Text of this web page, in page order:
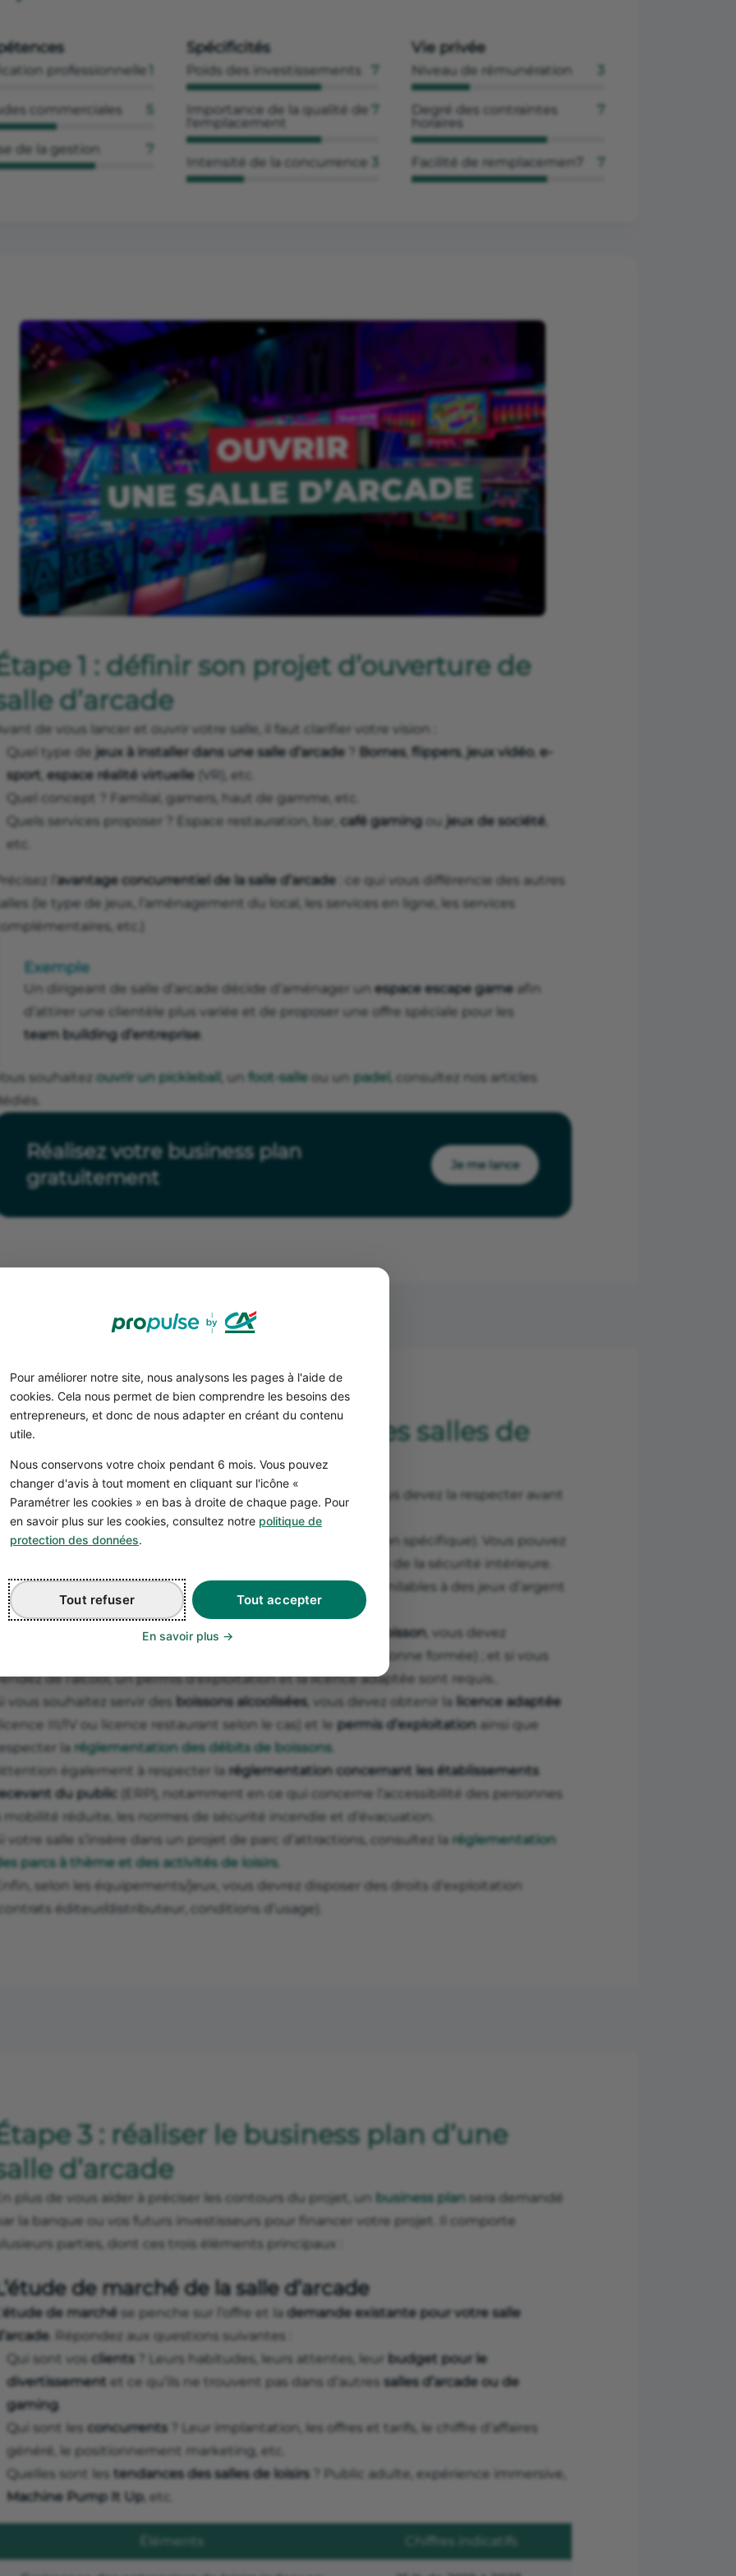
Pour améliorer notre site, nous analysons les pages à l'aide de
cookies. Cela nous permet de bien comprendre les besoins des
entrepreneurs, et donc de nous adapter en créant du contenu
utile.
Nous conservons votre choix pendant 6 mois. Vous pouvez
changer d'avis à tout moment en cliquant sur l'icône «
Paramétrer les cookies » en bas à droite de chaque page. Pour
en savoir plus sur les cookies, consultez notre politique de
protection des données.
Tout accepter
Tout refuser
En savoir plus
professionnelle
commerciales
de la gestion 7
Spécificités
Poids des investissements 7
Importance de la qualité de
l'emplacement
7
Intensité de la concurrence
Vie privée
Niveau de rémunération
Degré des contraintes
horaires
7
Facilité de remplacemen7 7
1 : définir son projet d’ouverture de
d’arcade
de vous lancer et ouvrir votre salle, il faut clarifier votre vision :
Quel type de jeux à installer dans une salle d’arcade Bornes, flippers, jeux vidéo, e-
sport espace réalité virtuelle (VR), etc.
Quel concept ? Familial, gamers, haut de gamme, etc.
Quels services proposer ? Espace restauration, bar, café gaming ou jeux de société
etc.
l’ avantage concurrentiel de la salle d’arcade
: ce qui vous différencie des autres
(le type de jeux, l’aménagement du local, les services en ligne, les services
etc.)
Exemple
Un dirigeant de salle d’arcade décide d’aménager un espace escape game afin
d’attirer une clientèle plus variée et de proposer une offre spéciale pour les
team building d’entreprise
souhaitez ouvrir un pickleball , un foot-salle ou un padel , consultez nos articles
Réalisez votre business plan
gratuitement
Je me lance
2 : La réglementation des salles de
réglementation d’une salle d’arcade
est très stricte, et vous devez la respecter avant
votre établissement, notamment :
jeux d’argent et de hasard sont interdits (sauf autorisation spécifique). Vous pouvez
les dispositions aux articles L320-1 à L324-16 du Code de la sécurité intérieure.
vous donc que les jeux proposés ne soient pas assimilables à des jeux d’argent
de hasard.
espace restauration et de la vente de boisson, vous devez
les obligations d’hygiène (dont au moins une personne formée) ; et si vous
de l’alcool, un permis d’exploitation et la licence adaptée sont requis..
vous souhaitez servir des boissons alcoolisées, vous devez obtenir la licence adaptée
III/IV ou licence restaurant selon le cas) et le permis d’exploitation ainsi que
la réglementation des débits de boissons.
également à respecter la réglementation concernant les établissements
du public
(ERP), notamment en ce qui concerne l’accessibilité des personnes
mobilité réduite, les normes de sécurité incendie et d’évacuation.
votre salle s’insère dans un projet de parc d’attractions, consultez la réglementation
parcs à thème et des activités de loisirs.
selon les équipements/jeux, vous devrez disposer des droits d’exploitation
éditeur/distributeur, conditions d’usage).
3 : réaliser le business plan d’une
d’arcade
plus de vous aider à préciser les contours du projet, un business plan sera demandé
la banque ou vos futurs investisseurs pour financer votre projet. Il comporte
parties, dont ces trois éléments principaux :
de marché de la salle d’arcade
étude de marché se penche sur l’offre et la demande existante pour votre salle
. Répondez aux questions suivantes :
Qui sont vos clients ? Leurs habitudes, leurs attentes, leur budget pour le
divertissement et ce qu’ils ne trouvent pas dans d’autres salles d’arcade ou de
gaming.
Qui sont les concurrents ? Leur implantation, les offres et tarifs, le chiffre d’affaires
généré, le positionnement marketing, etc.
Quelles sont les tendances des salles de loisirs ? Public adulte, expérience immersive,
Machine Pump It Up, etc.
Éléments Chiffres indicatifs